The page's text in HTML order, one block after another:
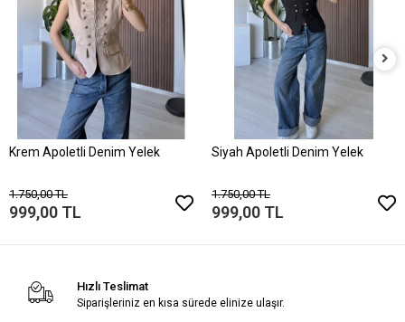
Krem Apoletli Denim Yelek
1.750,00 TL
999,00 TL
Siyah Apoletli Denim Yelek
1.750,00 TL
999,00 TL
Hızlı Teslimat
Siparişleriniz en kısa sürede elinize ulaşır.